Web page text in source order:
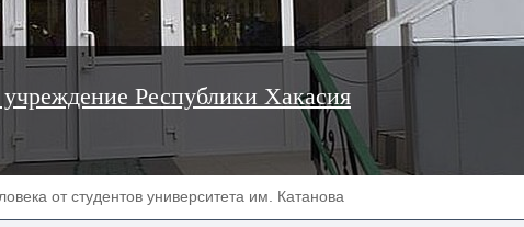
Республики Хакасия
от студентов университета им. Катанова